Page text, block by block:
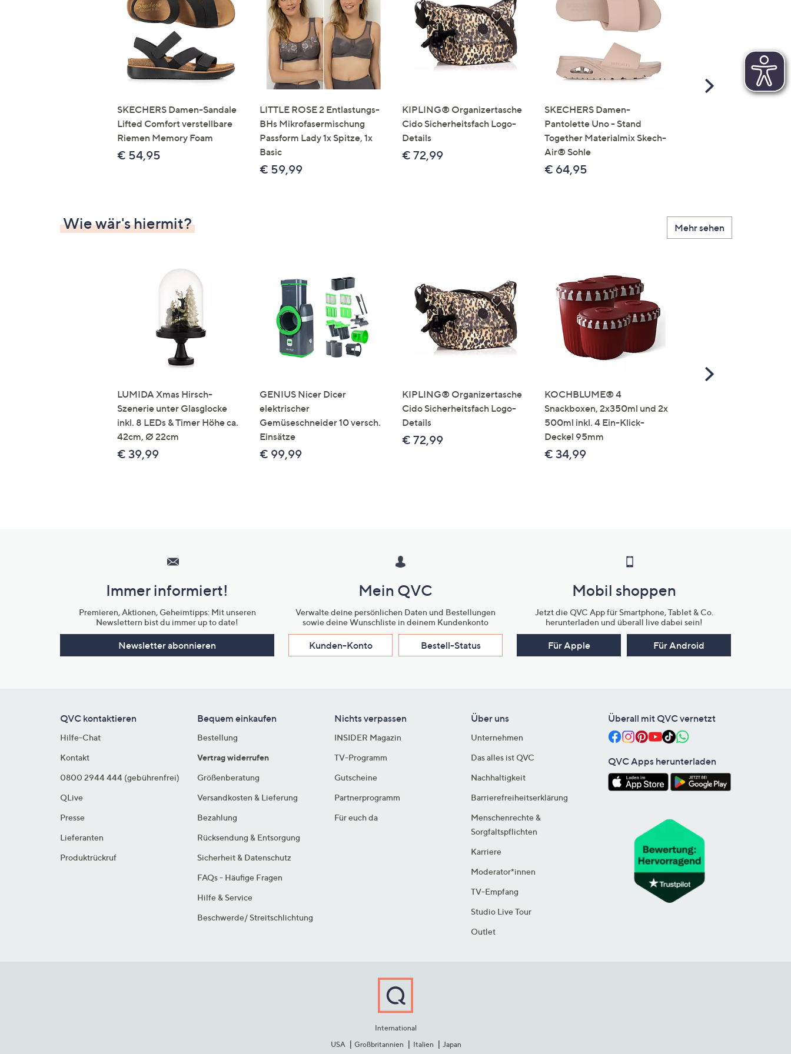
Touch-
Geräten
nach
links
bzw.
rechts,
um
diese
anzuzeigen.
SKECHERS Damen-Sandale
Lifted Comfort verstellbare
Riemen Memory Foam
€ 54,95
LITTLE ROSE 2 Entlastungs-
BHs Mikrofasermischung
Passform Lady 1x Spitze, 1x
Basic
€ 59,99
KIPLING® Organizertasche
Cido Sicherheitsfach Logo-
Details
€ 72,99
SKECHERS Damen-
Pantolette Uno - Stand
Together Materialmix Skech-
Air® Sohle
€ 64,95
Scroll
Wie wär's hiermit? Mehr sehen
LUMIDA Xmas Hirsch-
Szenerie unter Glasglocke
inkl. 8 LEDs & Timer Höhe ca.
42cm, Ø 22cm
€ 39,99
GENIUS Nicer Dicer
elektrischer
Gemüseschneider 10 versch.
Einsätze
€ 99,99
KIPLING® Organizertasche
Cido Sicherheitsfach Logo-
Details
€ 72,99
KOCHBLUME® 4
Snackboxen, 2x350ml und 2x
500ml inkl. 4 Ein-Klick-
Deckel 95mm
€ 34,99
Scroll
Unternehmensinformationen
Immer informiert!
Premieren, Aktionen, Geheimtipps: Mit unseren
Newslettern bist du immer up to date!
Newsletter abonnieren
Mein QVC
Verwalte deine persönlichen Daten und Bestellungen
sowie deine Wunschliste in deinem Kundenkonto
Kunden-Konto Bestell-Status
Mobil shoppen
Jetzt die QVC App für Smartphone, Tablet & Co.
herunterladen und überall live dabei sein!
Für Apple Für Android
QVC kontaktieren
Hilfe-Chat
Kontakt
0800 2944 444 (gebührenfrei)
QLive
Presse
Lieferanten
Produktrückruf
Bequem einkaufen
Bestellung
Vertrag widerrufen
Größenberatung
Versandkosten & Lieferung
Bezahlung
Rücksendung & Entsorgung
Sicherheit & Datenschutz
FAQs - Häufige Fragen
Hilfe & Service
Beschwerde/ Streitschlichtung
Nichts verpassen
INSIDER Magazin
TV-Programm
Gutscheine
Partnerprogramm
Für euch da
Über uns
Unternehmen
Das alles ist QVC
Nachhaltigkeit
Barrierefreiheitserklärung
Menschenrechte &
Sorgfaltspflichten
Karriere
Moderator*innen
TV-Empfang
Studio Live Tour
Outlet
Überall mit QVC vernetzt
QVC Apps herunterladen
International
USA
Großbritannien Italien Japan